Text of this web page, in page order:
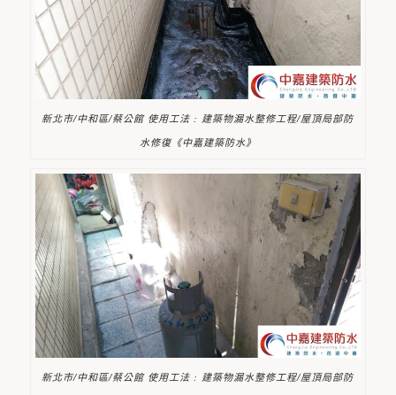
新北市/中和區/蔡公館 使用工法 : 建築物漏水整修工程/屋頂局部防
水修復《中嘉建築防水》
新北市/中和區/蔡公館 使用工法 : 建築物漏水整修工程/屋頂局部防